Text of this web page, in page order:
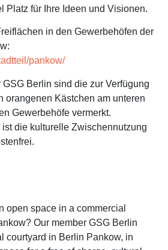
Platz für Ihre Ideen und Visionen.
in den Gewerbehöfen der
pankow/
Berlin sind die zur Verfügung
orangenen Kästchen am unteren
Gewerbehöfe vermerkt.
die kulturelle Zwischennutzung
open space in a commercial
Our member GSG Berlin
courtyard in Berlin Pankow, in